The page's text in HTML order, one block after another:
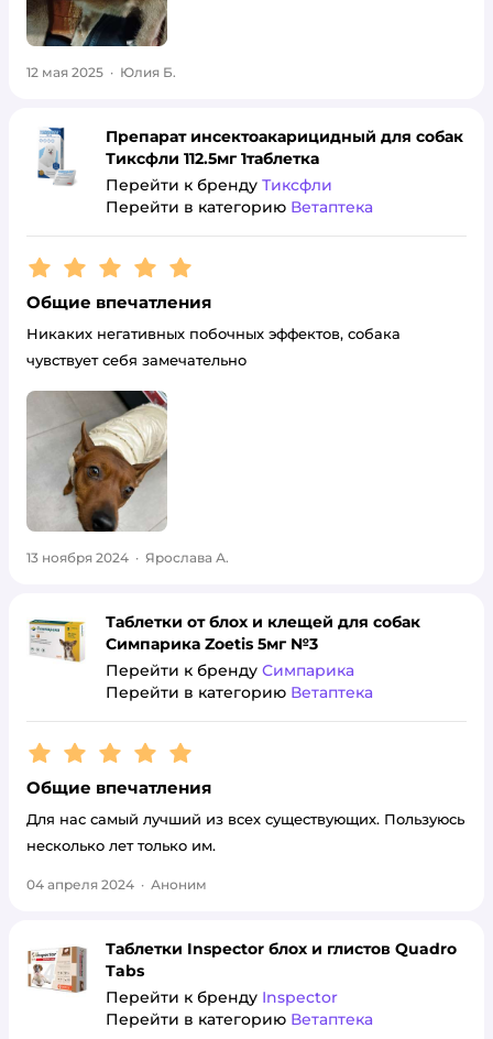
12 мая 2025 · Юлия Б.
Препарат инсектоакарицидный для собак
Тиксфли 112.5мг 1таблетка
Перейти к бренду Тиксфли
Перейти в категорию Ветаптека
Рейтинг:5
Общие впечатления
Никаких негативных побочных эффектов, собака
чувствует себя замечательно
13 ноября 2024 · Ярослава А.
Таблетки от блох и клещей для собак
Симпарика Zoetis 5мг №3
Перейти к бренду Симпарика
Перейти в категорию Ветаптека
Рейтинг:5
Общие впечатления
Для нас самый лучший из всех существующих. Пользуюсь
несколько лет только им.
04 апреля 2024 · Аноним
Таблетки Inspector блох и глистов Quadro
Tabs
Перейти к бренду Inspector
Перейти в категорию Ветаптека